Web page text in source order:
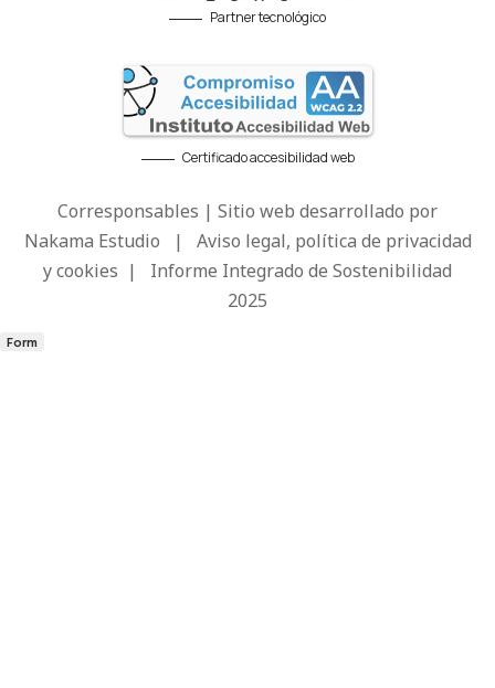
Partner tecnológico
Certificado accesibilidad web
Corresponsables | Sitio web desarrollado por
Nakama Estudio | Aviso legal, política de privacidad
y cookies | Informe Integrado de Sostenibilidad
2025
Form